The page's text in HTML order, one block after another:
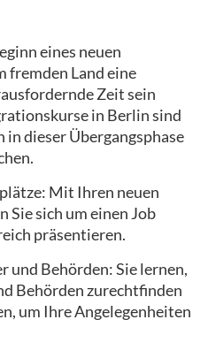
eines neuen
fremden Land eine
Zeit sein
in Berlin sind
dieser Übergangsphase
Mit Ihren neuen
Sie sich um einen Job
präsentieren.
Behörden: Sie lernen,
Behörden zurechtfinden
um Ihre Angelegenheiten